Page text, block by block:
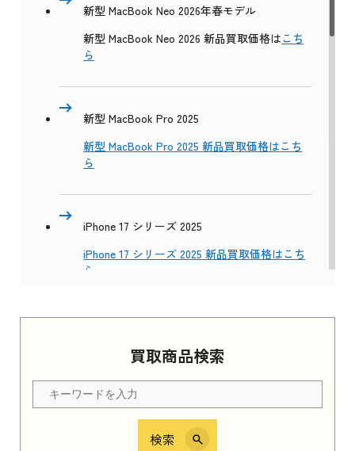
買取商品検索
検索
新型 MacBook Neo 2026年春モデル
新型 MacBook Neo 2026 新品買取価格はこち
ら
新型 MacBook Pro 2025
新型 MacBook Pro 2025 新品買取価格はこち
ら
iPhone 17 シリーズ 2025
iPhone 17 シリーズ 2025 新品買取価格はこち
ら
Apple Watch Series 11 2025 新品買取価格はこ
ちら
iPhone 16e シリーズ 2025